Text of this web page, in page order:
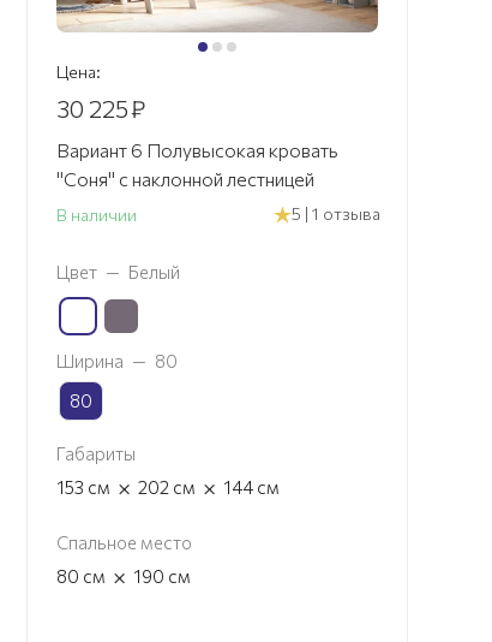
Цена:
30 225₽
Вариант 6 Полувысокая кровать
"Соня" с наклонной лестницей
В наличии 5 | 1 отзыва
Цвет — Белый
Ширина — 80
80
Габариты
153 см × 202 см × 144 см
Спальное место
80 см × 190 см